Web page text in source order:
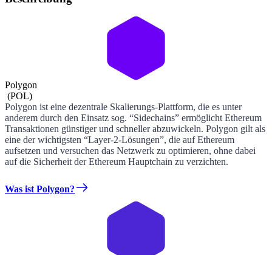
Polygon
(POL)
Polygon ist eine dezentrale Skalierungs-Plattform, die es unter
anderem durch den Einsatz sog. “Sidechains” ermöglicht Ethereum
Transaktionen günstiger und schneller abzuwickeln. Polygon gilt als
eine der wichtigsten “Layer-2-Lösungen”, die auf Ethereum
aufsetzen und versuchen das Netzwerk zu optimieren, ohne dabei
auf die Sicherheit der Ethereum Hauptchain zu verzichten.
Was ist Polygon?